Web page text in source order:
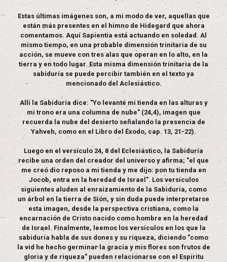
Estas últimas imágenes son, a mi modo de ver, aquellas que
están más presentes en el himno de Hidegard que ahora
comentamos. Aquí Sapientia está actuando en soledad. Al
mismo tiempo, en una probable dimensión trinitaria de su
acción, se mueve con tres alas que operan en lo alto, en la
tierra y en todo lugar. Esta misma dimensión trinitaria de la
sabiduría se puede percibir también en el texto ya
mencionado del Aclesiástico.
Allí la Sabiduría dice: "Yo levanté mi tienda en las alturas y
mi trono era una columna de nube" (24,4), imagen que
recuerda la nube del desierto señalando la presencia de
Yahveh, como en el Libro del Éxodo, cap. 13, 21-22).
Luego en el versículo 24, 8 del Eclesiástico, la Sabiduría
recibe una orden del creador del universo y afirma; "el que
me creó dio reposo a mi tienda y me dijo: pon tu tienda en
Jocob, entra en la heredad de Israel". Los versículos
siguientes aluden al enraizamiento de la Sabiduría, como
un árbol en la tierra de Sión, y sin duda puede interpretarse
esta imagen, desde la perspectiva cristiana, como la
encarnación de Cristo nacido como hombre en la heredad
de Israel. Finalmente, leemos los versículos en los que la
sabiduría habla de sus dones y su riqueza, diciendo "como
la vid he hecho germinar la gracia y mis flores son frutos de
gloria y de riqueza" pueden relacionarse con el Espíritu